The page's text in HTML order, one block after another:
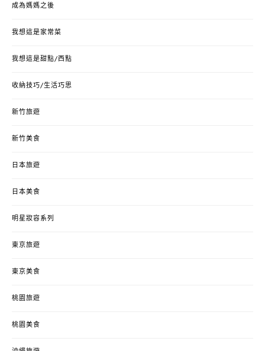
成為媽媽之後
我想這是家常菜
我想這是甜點/西點
收納技巧/生活巧思
新竹旅遊
新竹美食
日本旅遊
日本美食
明星妝容系列
東京旅遊
東京美食
桃園旅遊
桃園美食